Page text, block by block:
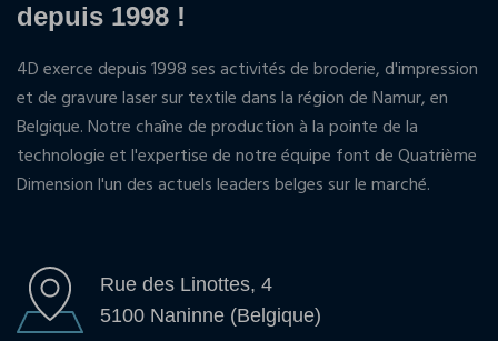
depuis 1998 !
4D exerce depuis 1998 ses activités de broderie, d'impression
et de gravure laser sur textile dans la région de Namur, en
Belgique. Notre chaîne de production à la pointe de la
technologie et l'expertise de notre équipe font de Quatrième
Dimension l'un des actuels leaders belges sur le marché.
Rue des Linottes, 4
5100 Naninne (Belgique)